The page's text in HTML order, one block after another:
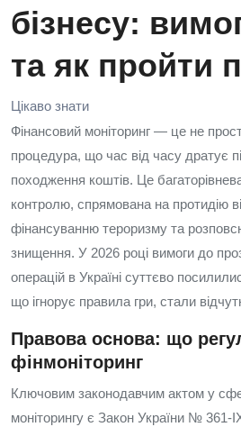
бізнесу:
та як пройти
Цікаво знати
Фінансовий моніторинг — це не
процедура, що час від часу дратує
походження коштів. Це
контролю, спрямована на протидію
фінансуванню тероризму та
знищення. У 2026 році вимоги до
операцій в Україні суттєво
що ігнорує правила гри, стали
Правова основа: що
фінмоніторинг
Ключовим законодавчим актом у
моніторингу є Закон України № 361-